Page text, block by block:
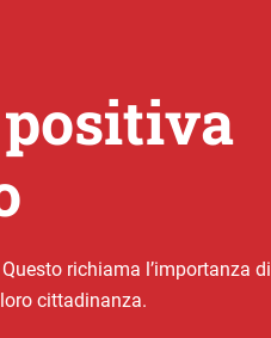
positiva
richiama l’importanza di
cittadinanza.